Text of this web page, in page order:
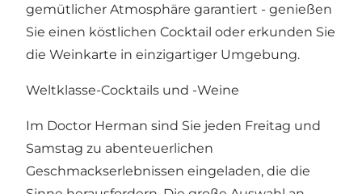
gemütlicher Atmosphäre garantiert - genießen
Sie einen köstlichen Cocktail oder erkunden Sie
die Weinkarte in einzigartiger Umgebung.
Weltklasse-Cocktails und -Weine
Im Doctor Herman sind Sie jeden Freitag und
Samstag zu abenteuerlichen
Geschmackserlebnissen eingeladen, die die